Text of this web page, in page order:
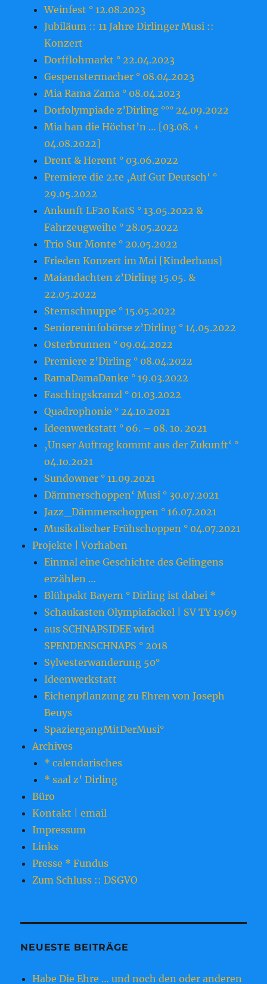
Weinfest ° 12.08.2023
Jubiläum :: 11 Jahre Dirlinger Musi ::
Konzert
Dorfflohmarkt ° 22.04.2023
Gespenstermacher ° 08.04.2023
Mia Rama Zama ° 08.04.2023
Dorfolympiade z’Dirling °°° 24.09.2022
Mia han die Höchst’n … [03.08. +
04.08.2022]
Drent & Herent ° 03.06.2022
Premiere die 2.te ‚Auf Gut Deutsch‘ °
29.05.2022
Ankunft LF20 KatS ° 13.05.2022 &
Fahrzeugweihe ° 28.05.2022
Trio Sur Monte ° 20.05.2022
Frieden Konzert im Mai [Kinderhaus]
Maiandachten z’Dirling 15.05. &
22.05.2022
Sternschnuppe ° 15.05.2022
Senioreninfobörse z’Dirling ° 14.05.2022
Osterbrunnen ° 09.04.2022
Premiere z’Dirling ° 08.04.2022
RamaDamaDanke ° 19.03.2022
Faschingskranzl ° 01.03.2022
Quadrophonie ° 24.10.2021
Ideenwerkstatt ° o6. – o8. 1o. 2o21
‚Unser Auftrag kommt aus der Zukunft‘ °
o4.1o.2o21
Sundowner ° 11.09.2021
Dämmerschoppen‘ Musi ° 30.07.2021
Jazz_Dämmerschoppen ° 16.07.2021
Musikalischer Frühschoppen ° 04.07.2021
Projekte | Vorhaben
Einmal eine Geschichte des Gelingens
erzählen …
Blühpakt Bayern ° Dirling ist dabei *
Schaukasten Olympiafackel | SV TY 1969
aus SCHNAPSIDEE wird
SPENDENSCHNAPS ° 2018
Sylvesterwanderung 50°
Ideenwerkstatt
Eichenpflanzung zu Ehren von Joseph
Beuys
SpaziergangMitDerMusi°
Archives
* calendarisches
* saal z’ Dirling
Büro
Kontakt | email
Impressum
Links
Presse * Fundus
Zum Schluss :: DSGVO
NEUESTE BEITRÄGE
Habe Die Ehre … und noch den oder anderen